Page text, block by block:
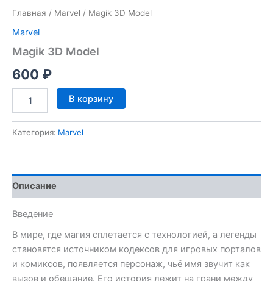
Главная / Marvel / Magik 3D Model
Marvel
Magik 3D Model
600 ₽
Количество
товара
3D
В корзину
Категория: Marvel
Описание
Введение
В мире, где магия сплетается с технологией, а легенды
становятся источником кодексов для игровых порталов
и комиксов, появляется персонаж, чьё имя звучит как